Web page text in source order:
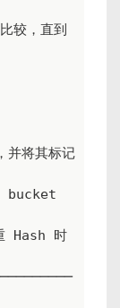
，直到
将其标记
bucket
Hash 时